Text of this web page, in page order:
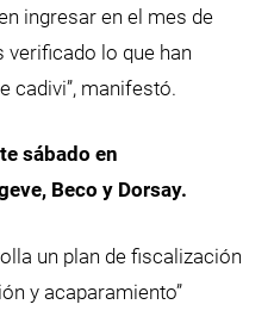
ingresar en el mes de
verificado lo que han
cadivi”, manifestó.
sábado en
Beco y Dorsay.
un plan de fiscalización
y acaparamiento”